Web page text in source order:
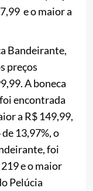
e o maior a
Bandeirante,
preços
A boneca
encontrada
a R$ 149,99,
13,97%, o
foi
e o maior
Pelúcia